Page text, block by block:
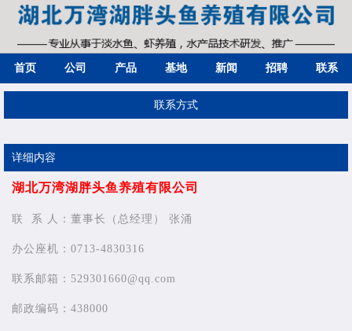
首页 公司 产品 基地 新闻 招聘 联系
联系方式
详细内容
湖北万湾湖胖头鱼养殖有限公司
联 系 人： 董事长（总经理） 张涌
办公座机： 0713-4830316
联系邮箱：529301660@qq.com
邮政编码：438000